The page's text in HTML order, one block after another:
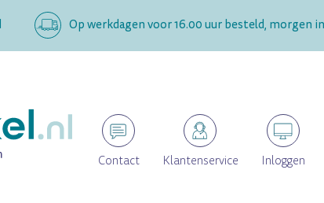
Op werkdagen voor 16.00 uur besteld, morgen
Contact Klantenservice Inloggen